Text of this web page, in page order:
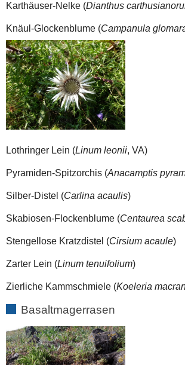
Karthäuser-Nelke (Dianthus
Knäul-Glockenblume (Campanula
Lothringer Lein (Linum leonii, VA)
Pyramiden-Spitzorchis (Anacamptis
Silber-Distel (Carlina acaulis)
Skabiosen-Flockenblume (Centaurea
Stengellose Kratzdistel (Cirsium acaule)
Zarter Lein (Linum tenuifolium)
Zierliche Kammschmiele (Koeleria
Basaltmagerrasen